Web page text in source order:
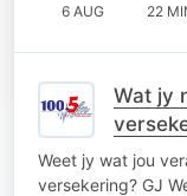
6 AUG 22
Wat jy
Weet jy wat jou
versekering? GJ